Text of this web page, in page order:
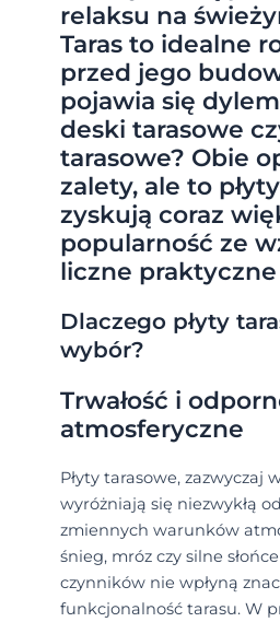
relaksu na
Taras to idealne
przed jego
pojawia się
deski tarasowe
tarasowe? Obie
zalety, ale to
zyskują coraz
popularność ze
liczne praktyczne
Dlaczego płyty
wybór?
Trwałość i
atmosferyczne
Płyty tarasowe, zazwyczaj
wyróżniają się niezwykłą
zmiennych warunków
śnieg, mróz czy silne
czynników nie wpłyną
funkcjonalność tarasu. W